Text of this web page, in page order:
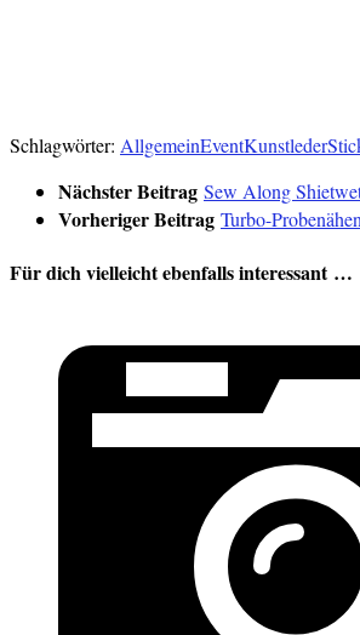
Schlagwörter: AllgemeinEventKunstleder
Nächster Beitrag Sew Along
Vorheriger Beitrag Turbo-
Für dich vielleicht ebenfalls interessant …